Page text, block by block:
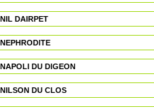
NIL DAIRPET
NEPHRODITE
NAPOLI DU DIGEON
NILSON DU CLOS